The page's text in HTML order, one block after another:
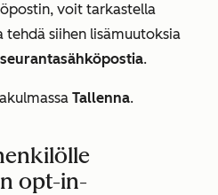
voit tarkastella
tehdä siihen lisämuutoksia
.
Tallenna.
opt-in-